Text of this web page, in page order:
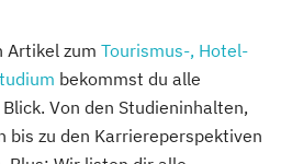
Artikel zum Tourismus-, Hotel-
bekommst du alle
Von den Studieninhalten,
bis zu den Karriereperspektiven